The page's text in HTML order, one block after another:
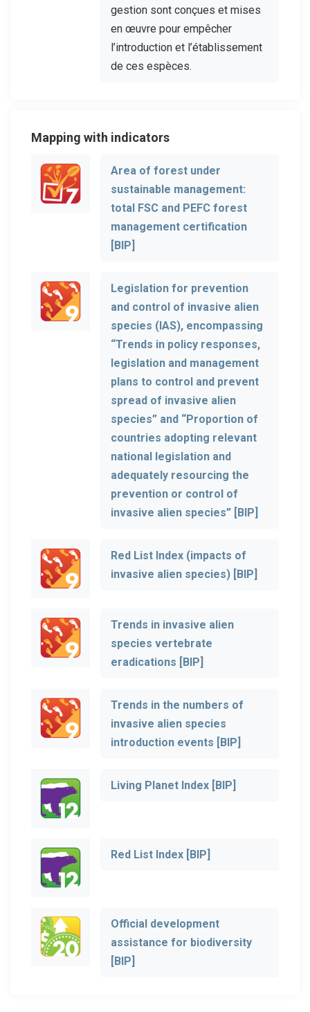
gestion sont conçues et mises
en œuvre pour empêcher
l’introduction et l’établissement
de ces espèces.
Mapping with indicators
Area of forest under
sustainable management:
total FSC and PEFC forest
management certification
[BIP]
Legislation for prevention
and control of invasive alien
species (IAS), encompassing
“Trends in policy responses,
legislation and management
plans to control and prevent
spread of invasive alien
species” and “Proportion of
countries adopting relevant
national legislation and
adequately resourcing the
prevention or control of
invasive alien species” [BIP]
Red List Index (impacts of
invasive alien species) [BIP]
Trends in invasive alien
species vertebrate
eradications [BIP]
Trends in the numbers of
invasive alien species
introduction events [BIP]
Living Planet Index [BIP]
Red List Index [BIP]
Official development
assistance for biodiversity
[BIP]